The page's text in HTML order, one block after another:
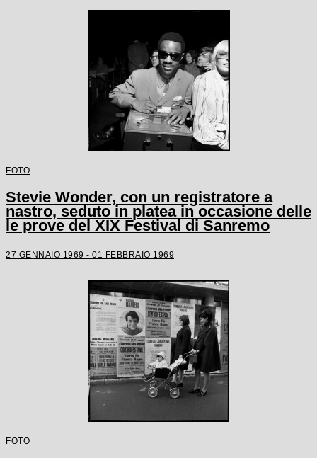
FOTO
Stevie Wonder, con un registratore a
nastro, seduto in platea in occasione delle
le prove del XIX Festival di Sanremo
27 GENNAIO 1969 - 01 FEBBRAIO 1969
FOTO